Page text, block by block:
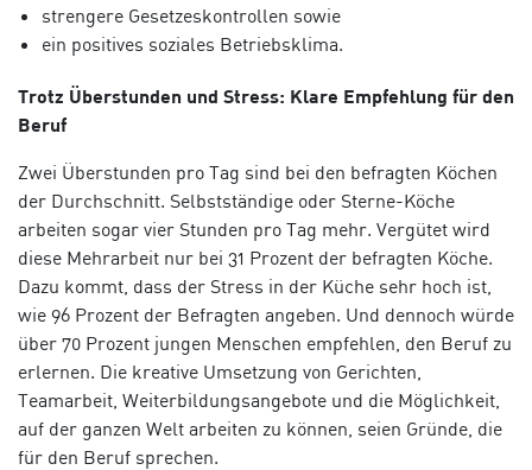
strengere Gesetzeskontrollen sowie
ein positives soziales Betriebsklima.
Trotz Überstunden und Stress: Klare Empfehlung für den
Beruf
Zwei Überstunden pro Tag sind bei den befragten Köchen
der Durchschnitt. Selbstständige oder Sterne-Köche
arbeiten sogar vier Stunden pro Tag mehr. Vergütet wird
diese Mehrarbeit nur bei 31 Prozent der befragten Köche.
Dazu kommt, dass der Stress in der Küche sehr hoch ist,
wie 96 Prozent der Befragten angeben. Und dennoch würde
über 70 Prozent jungen Menschen empfehlen, den Beruf zu
erlernen. Die kreative Umsetzung von Gerichten,
Teamarbeit, Weiterbildungsangebote und die Möglichkeit,
auf der ganzen Welt arbeiten zu können, seien Gründe, die
für den Beruf sprechen.